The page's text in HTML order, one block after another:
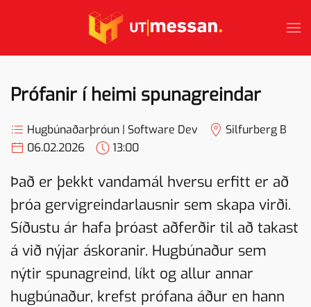
Skip to main content
Prófanir í heimi spunagreindar
Hugbúnaðarþróun | Software Dev
Silfurberg B
06.02.2026
13:00
Það er þekkt vandamál hversu erfitt er að
þróa gervigreindarlausnir sem skapa virði.
Síðustu ár hafa þróast aðferðir til að takast
á við nýjar áskoranir. Hugbúnaður sem
nýtir spunagreind, líkt og allur annar
hugbúnaður, krefst prófana áður en hann